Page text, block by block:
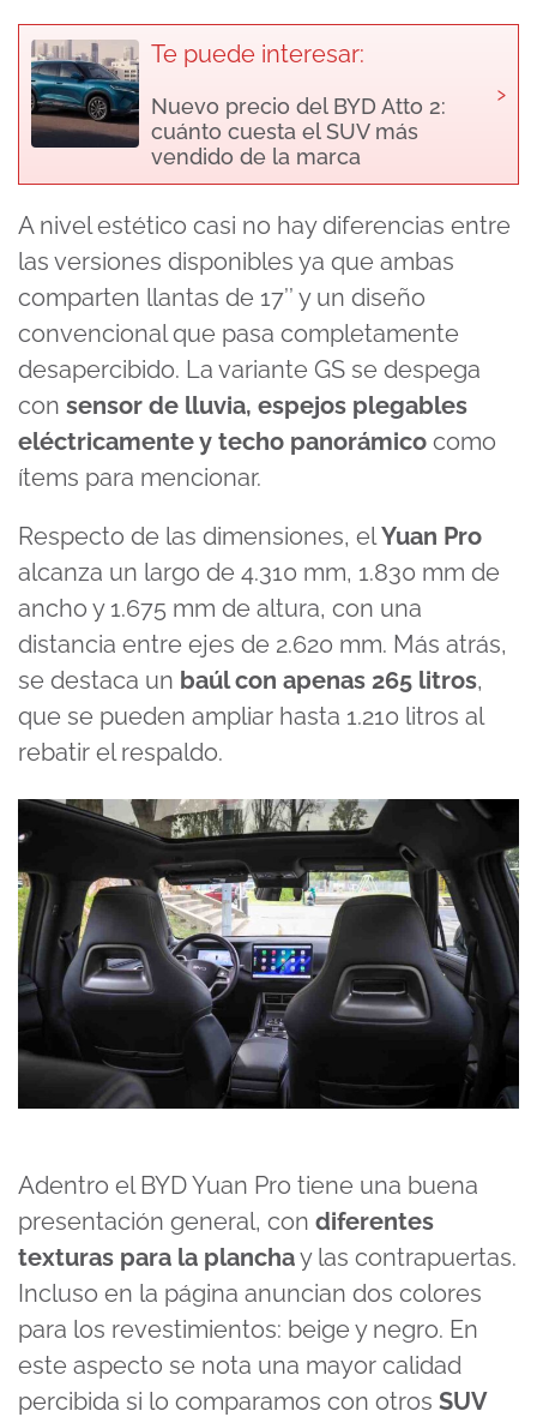
Te puede interesar:
Nuevo precio del BYD Atto 2:
cuánto cuesta el SUV más
vendido de la marca
›
A nivel estético casi no hay diferencias entre
las versiones disponibles ya que ambas
comparten llantas de 17’’ y un diseño
convencional que pasa completamente
desapercibido. La variante GS se despega
con sensor de lluvia, espejos plegables
eléctricamente y techo panorámico como
ítems para mencionar.
Respecto de las dimensiones, elYuan Pro
alcanza un largo de 4.310 mm, 1.830 mm de
ancho y 1.675 mm de altura, con una
distancia entre ejes de 2.620 mm. Más atrás,
se destaca un baúl con apenas 265 litros,
que se pueden ampliar hasta 1.210 litros al
rebatir el respaldo.
Adentro el BYD Yuan Pro tiene una buena
presentación general, con diferentes
texturas para la planchay las contrapuertas.
Incluso en la página anuncian dos colores
para los revestimientos: beige y negro. En
este aspecto se nota una mayor calidad
percibida si lo comparamos con otros SUV